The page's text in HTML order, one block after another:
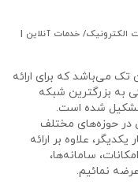
الکترونیک/ خدمات آنلاین |
می‌باشد که برای ارائه
به بزرگترین شبکه
شده است.
در حوزه‌های مختلف
علاوه بر ارائه
سامانه‌ها،
نمائیم.